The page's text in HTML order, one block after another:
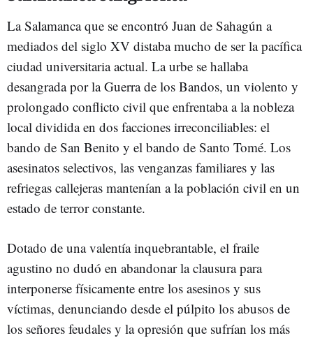
La Salamanca que se encontró Juan de Sahagún a
mediados del siglo XV distaba mucho de ser la pacífica
ciudad universitaria actual. La urbe se hallaba
desangrada por la Guerra de los Bandos, un violento y
prolongado conflicto civil que enfrentaba a la nobleza
local dividida en dos facciones irreconciliables: el
bando de San Benito y el bando de Santo Tomé. Los
asesinatos selectivos, las venganzas familiares y las
refriegas callejeras mantenían a la población civil en un
estado de terror constante.
Dotado de una valentía inquebrantable, el fraile
agustino no dudó en abandonar la clausura para
interponerse físicamente entre los asesinos y sus
víctimas, denunciando desde el púlpito los abusos de
los señores feudales y la opresión que sufrían los más